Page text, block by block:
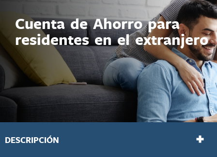
Cuenta de Ahorro para
residentes en el extranjero
DESCRIPCIÓN